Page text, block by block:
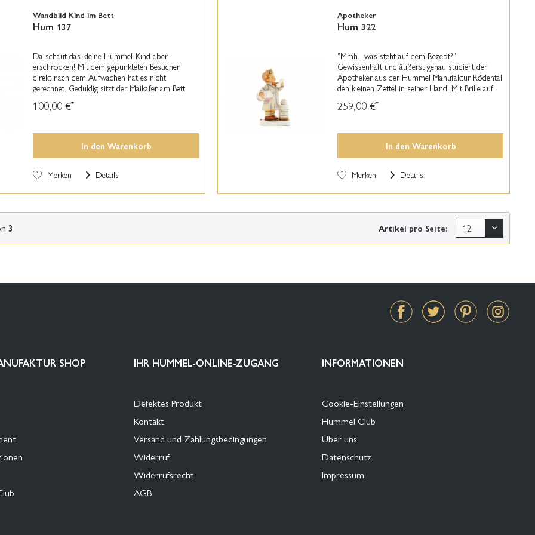
Wandbild Kind im Bett
Hum 137
Da schaut das kleine Hummel-Kind aber
erschrocken! Mit dem gepunkteten Besucher
direkt nach dem Aufwachen hat es nicht
gerechnet. Geduldig sitzt der Maikäfer am Bett
original M.I. Hummel-Figur...
100,00 €*
In den Warenkorb
Merken Details
Apotheker
Hum 322
"Mmh....was steht auf dem Rezept?"
Gewissenhaft und äußerst genau studiert der
Apotheker aus der Hummel Manufaktur Rödental
den kleinen Zettel in seiner Hand. Mit Brille auf
die original M.I....
259,00 €*
In den Warenkorb
Merken Details
3 Artikel pro Seite:
SHOP IHR HUMMEL-ONLINE-ZUGANG
Defektes Produkt
Kontakt
Versand und Zahlungsbedingungen
Widerruf
Widerrufsrecht
AGB
INFORMATIONEN
Cookie-Einstellungen
Hummel Club
Über uns
Datenschutz
Impressum